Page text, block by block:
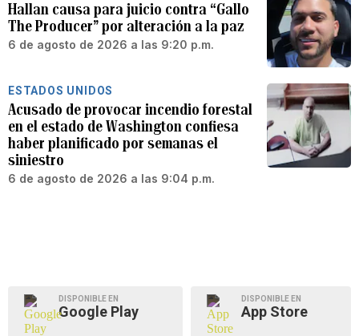
Hallan causa para juicio contra “Gallo
The Producer” por alteración a la paz
6 de agosto de 2026 a las 9:20 p.m.
ESTADOS UNIDOS
Acusado de provocar incendio forestal
en el estado de Washington confiesa
haber planificado por semanas el
siniestro
6 de agosto de 2026 a las 9:04 p.m.
DISPONIBLE EN
Google Play
DISPONIBLE EN
App Store